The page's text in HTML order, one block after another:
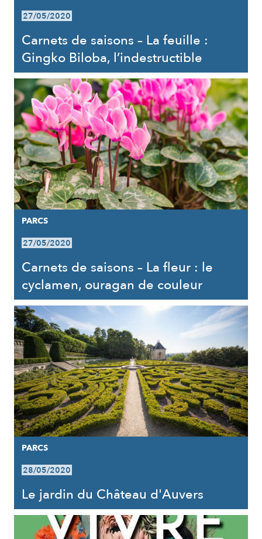
27/05/2020
Carnets de saisons – La feuille :
Gingko Biloba, l’indestructible
PARCS
27/05/2020
Carnets de saisons – La fleur : le
cyclamen, ouragan de couleur
PARCS
28/05/2020
Le jardin du Château d'Auvers